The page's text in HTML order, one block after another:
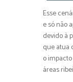
Esse
e só não
devido à
que atua
o
áreas